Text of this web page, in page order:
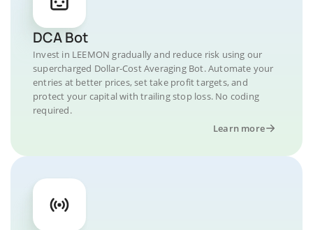
DCA Bot
Invest in LEEMON gradually and reduce risk using our
supercharged Dollar-Cost Averaging Bot. Automate your
entries at better prices, set take profit targets, and
protect your capital with trailing stop loss. No coding
required.
Learn more